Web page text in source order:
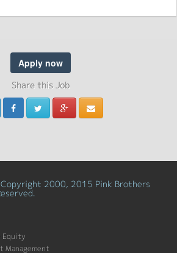
Apply now
Share this Job
Copyright 2000, 2015 Pink Brothers
Equity
Management